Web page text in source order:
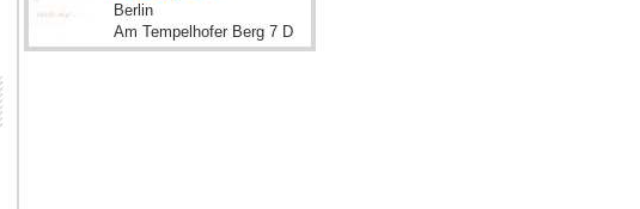
Berlin
Am Tempelhofer Berg 7 D